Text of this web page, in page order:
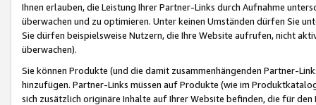
Ihnen erlauben, die Leistung Ihrer Partner-Links durch Aufnahme
überwachen und zu optimieren. Unter keinen Umständen dürfen Sie
Sie dürfen beispielsweise Nutzern, die Ihre Website aufrufen, nicht
überwachen).
Sie können Produkte (und die damit zusammenhängenden Partner-
hinzufügen. Partner-Links müssen auf Produkte (wie im
sich zusätzlich originäre Inhalte auf Ihrer Website befinden, die für